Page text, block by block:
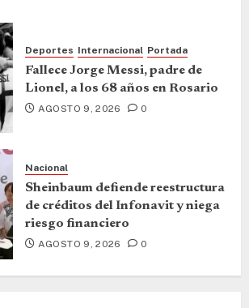
Deportes Internacional Portada
Fallece Jorge Messi, padre de
Lionel, a los 68 años en Rosario
AGOSTO 9, 2026 0
Nacional
Sheinbaum defiende reestructura
de créditos del Infonavit y niega
riesgo financiero
AGOSTO 9, 2026 0